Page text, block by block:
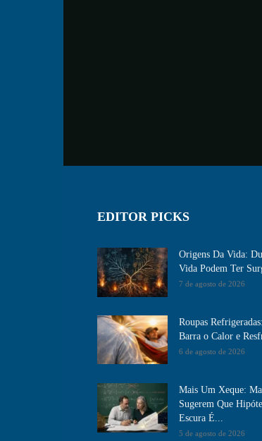
EDITOR PICKS
Origens Da Vida:
Vida Podem Ter
7 de agosto de 2026
Roupas
Barra o Calor e
6 de agosto de 2026
Mais Um Xeque:
Sugerem Que
Escura É...
5 de agosto de 2026